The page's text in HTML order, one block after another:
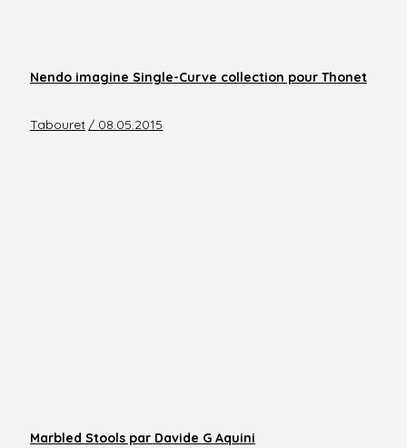
Nendo imagine Single-Curve collection pour Thonet
Tabouret / 08.05.2015
Marbled Stools par Davide G Aquini